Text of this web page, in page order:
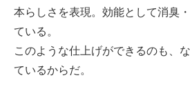
本らしさを表現。効能として消臭
ている。
このような仕上げができるのも、
ているからだ。